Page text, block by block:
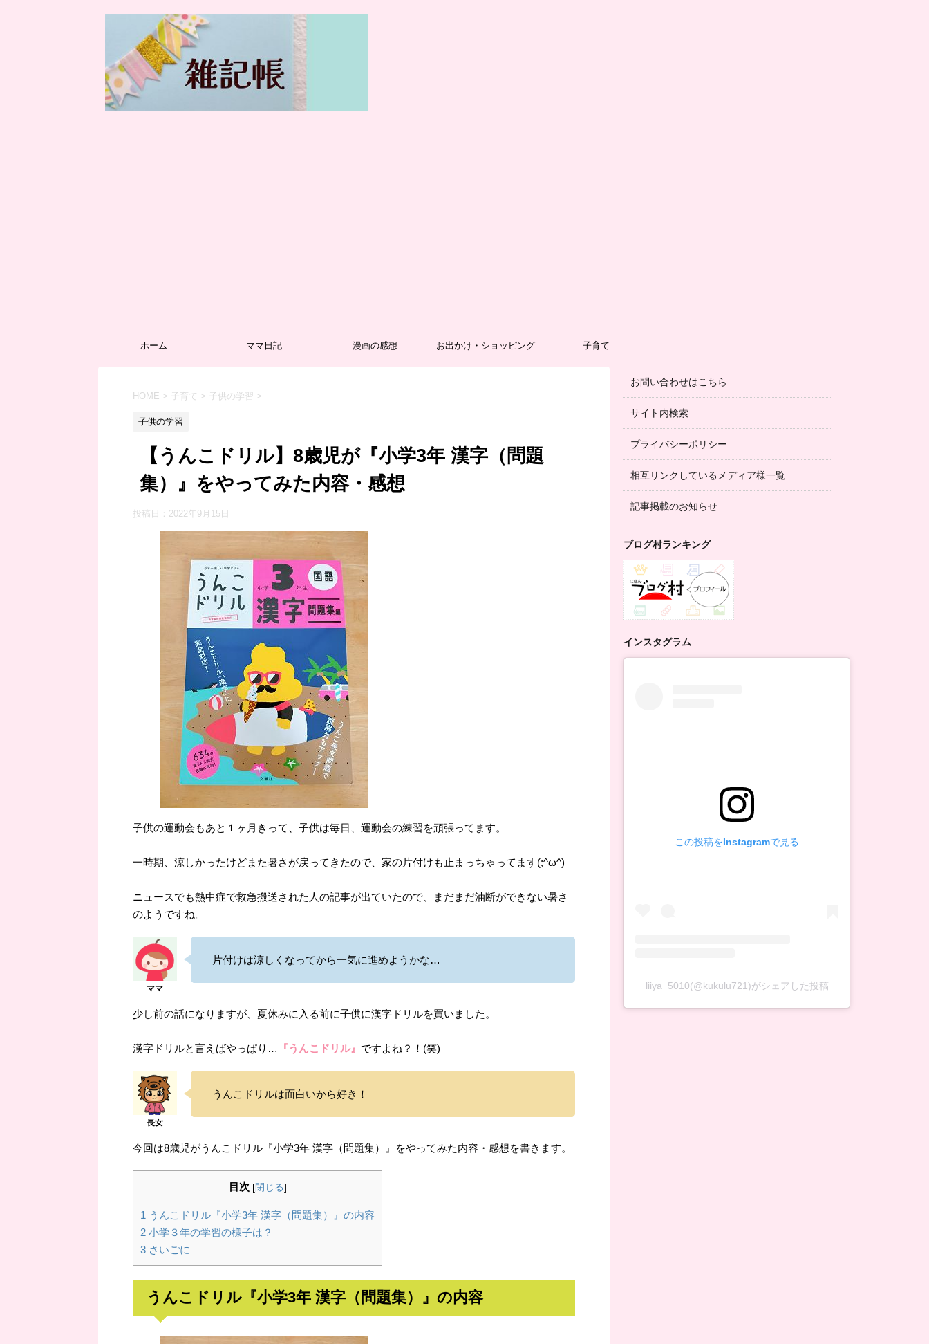
ホーム ママ日記 漫画の感想 お出かけ・ショッピング 子育て
HOME > 子育て > 子供の学習 >
子供の学習
【うんこドリル】8歳児が『小学3年 漢字（問題
集）』をやってみた内容・感想
投稿日： 2022年9月15日
子供の運動会もあと１ヶ月きって、子供は毎日、運動会の練習を頑張ってます。
一時期、涼しかったけどまた暑さが戻ってきたので、家の片付けも止まっちゃってます(;^ω^)
ニュースでも熱中症で救急搬送された人の記事が出ていたので、まだまだ油断ができない暑さ
のようですね。
片付けは涼しくなってから一気に進めようかな…
少し前の話になりますが、夏休みに入る前に子供に漢字ドリルを買いました。
漢字ドリルと言えばやっぱり… 『うんこドリル』 ですよね？！(笑)
うんこドリルは面白いから好き！
今回は8歳児がうんこドリル『小学3年 漢字（問題集）』をやってみた内容・感想を書きます。
目次 [閉じる]
1 うんこドリル『小学3年 漢字（問題集）』の内容
2 小学３年の学習の様子は？
3 さいごに
うんこドリル『小学3年 漢字（問題集）』の内容
お問い合わせはこちら
サイト内検索
プライバシーポリシー
相互リンクしているメディア様一覧
記事掲載のお知らせ
ブログ村ランキング
インスタグラム
この投稿をInstagramで見る
liiya_5010(@kukulu721)がシェアした投稿